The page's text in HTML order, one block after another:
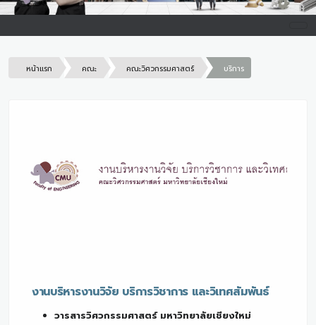
หน้าแรก คณะ คณะวิศวกรรมศาสตร์ บริการ
งานบริหารงานวิจัย บริการวิชาการ และวิเทศสัมพันธ์
วารสารวิศวกรรมศาสตร์ มหาวิทยาลัยเชียงใหม่